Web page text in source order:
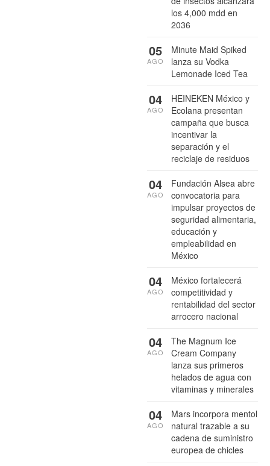
los 4,000 mdd en
2036
Minute Maid Spiked
lanza su Vodka
Lemonade Iced Tea
05
AGO
HEINEKEN México y
Ecolana presentan
campaña que busca
incentivar la
separación y el
reciclaje de residuos
04
AGO
Fundación Alsea abre
convocatoria para
impulsar proyectos de
seguridad alimentaria,
educación y
empleabilidad en
México
04
AGO
México fortalecerá
competitividad y
rentabilidad del sector
arrocero nacional
04
AGO
The Magnum Ice
Cream Company
lanza sus primeros
helados de agua con
vitaminas y minerales
04
AGO
Mars incorpora mentol
natural trazable a su
cadena de suministro
europea de chicles
04
AGO